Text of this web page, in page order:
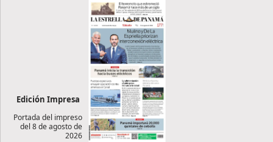
Edición Impresa
Portada del impreso
del 8 de agosto de
2026